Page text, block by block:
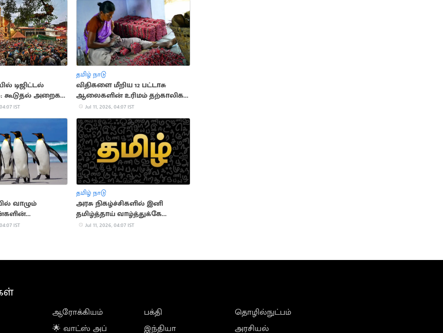
டிஜிட்டல்
கூடுதல் அறைகள்
IST
தமிழ் நாடு
விதிகளை மீறிய 12 பட்டாசு
ஆலைகளின் உரிமம் தற்காலிக
ரத்துJul 11, 2026, 04:07 IST
வாழும்
அதிசய
IST
தமிழ் நாடு
அரசு நிகழ்ச்சிகளில் இனி
தமிழ்த்தாய் வாழ்த்துக்கே
முதலிடம்: மத்திய அமைச்சகம்
Jul 11, 2026, 04:07 IST
ஆரோக்கியம்
🌟 வாட்ஸ் அப்
பக்தி
இந்தியா
தொழில்நுட்பம்
அரசியல்